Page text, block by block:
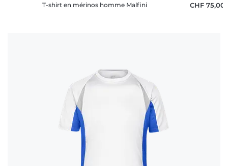
T-shirt en mérinos homme Malfini CHF 75,00